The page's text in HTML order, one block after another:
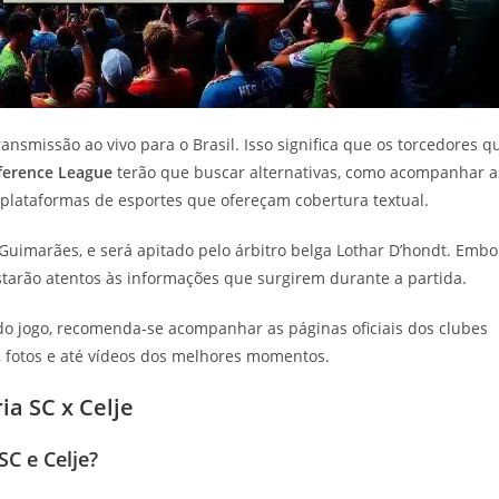
ao vivo para o Brasil. Isso significa que os torcedores
League terão que buscar alternativas, como acompanhar
de esportes que ofereçam cobertura textual.
e será apitado pelo árbitro belga Lothar D’hondt.
atentos às informações que surgirem durante a partida.
jogo, recomenda-se acompanhar as páginas oficiais dos clubes
e até vídeos dos melhores momentos.
SC x Celje
e Celje?